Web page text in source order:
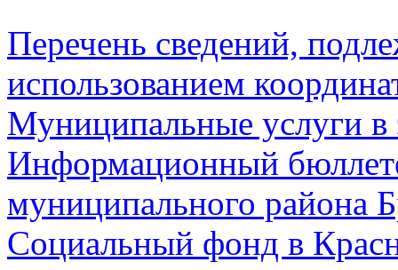
Перечень сведений,
использованием
Муниципальные услуги в
Информационный
муниципального района
Социальный фонд в